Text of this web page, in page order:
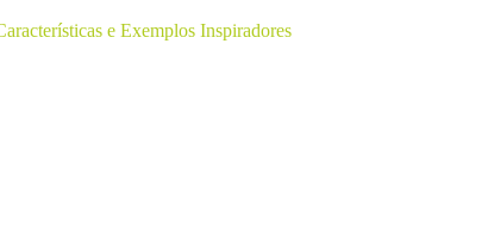
e Exemplos Inspiradores